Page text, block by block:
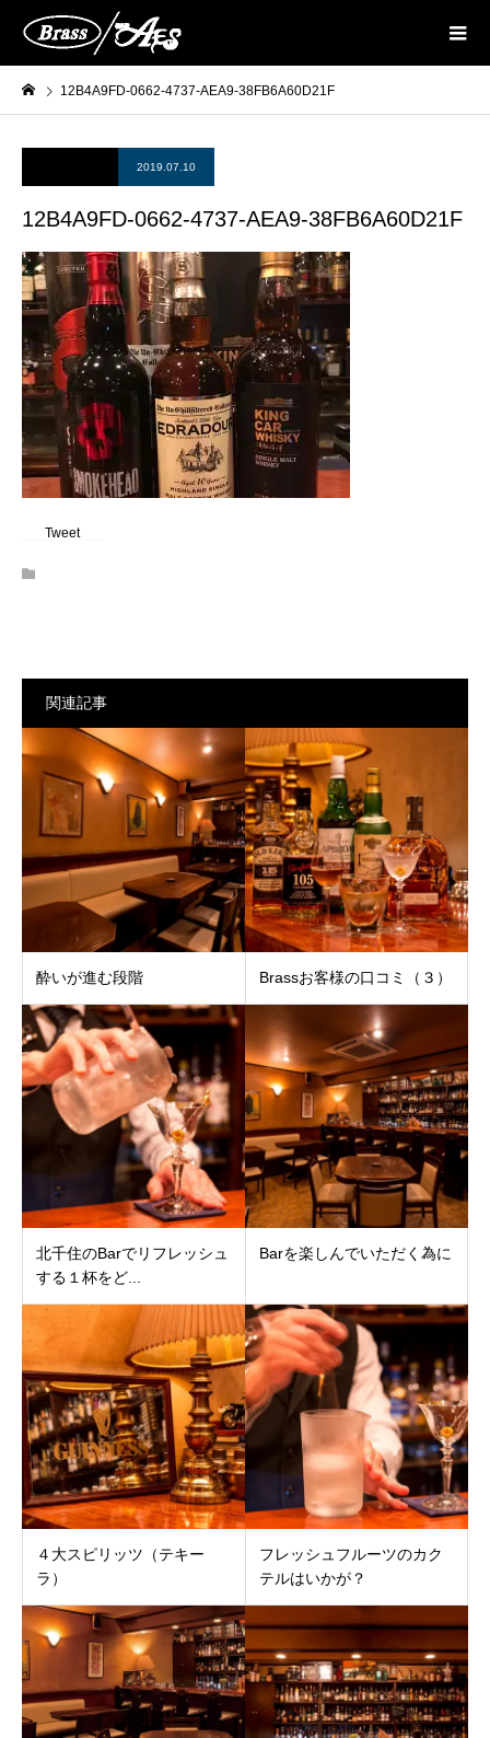
12B4A9FD-0662-4737-AEA9-38FB6A60D21F
2019.07.10
12B4A9FD-0662-4737-AEA9-38FB6A60D21F
Tweet
関連記事
酔いが進む段階 Brassお客様の口コミ（３）
北千住のBarでリフレッシュ
する１杯をど...
Barを楽しんでいただく為に
４大スピリッツ（テキー
ラ）
フレッシュフルーツのカク
テルはいかが？